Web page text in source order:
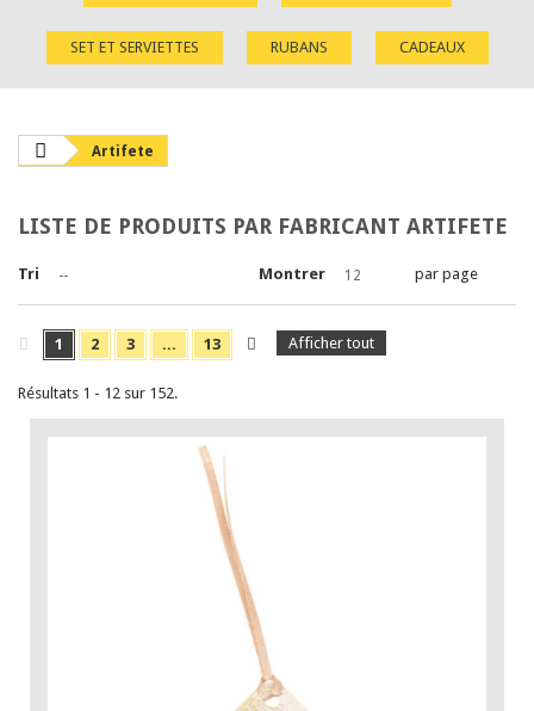
SET ET SERVIETTES RUBANS CADEAUX
Artifete
LISTE DE PRODUITS PAR FABRICANT ARTIFETE
Tri -- Montrer 12 par page
Afficher tout
1 2 3 ... 13
Résultats 1 - 12 sur 152.